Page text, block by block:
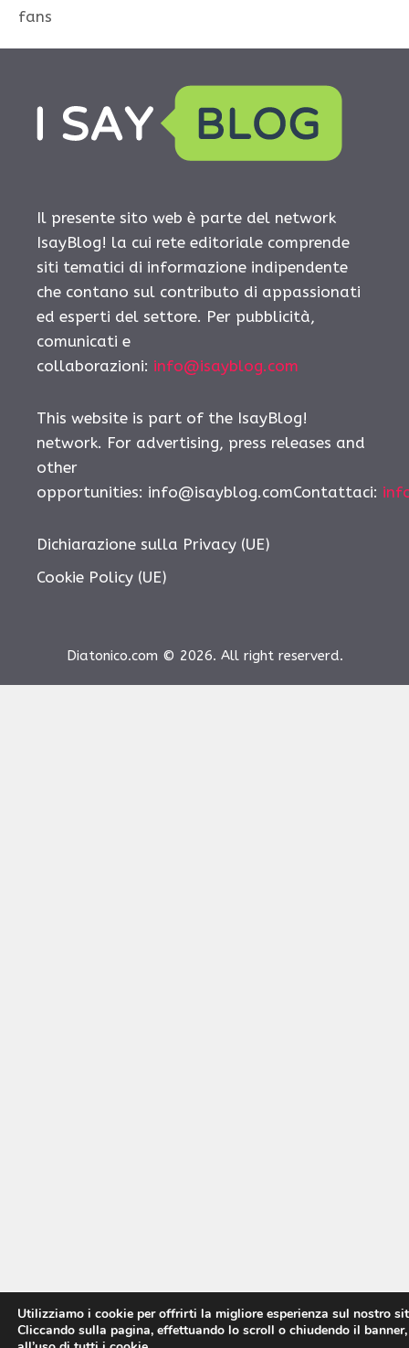
fans
Il presente sito web è parte del network
IsayBlog! la cui rete editoriale comprende
siti tematici di informazione indipendente
che contano sul contributo di appassionati
ed esperti del settore. Per pubblicità,
comunicati e
collaborazioni: info@isayblog.com
This website is part of the IsayBlog!
network. For advertising, press releases and
other
opportunities: info@isayblog.comContattaci:
Dichiarazione sulla Privacy (UE)
Cookie Policy (UE)
Diatonico.com © 2026. All right reserverd.
Utilizziamo i cookie per offrirti la migliore esperienza sul nostro
Cliccando sulla pagina, effettuando lo scroll o chiudendo il